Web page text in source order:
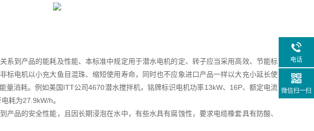
系到产品的能耗及性能、本标准中规定用于潜水电机的定、转子应当采用高效、节能标
标电机以小充大鱼目混珠、缩短使用寿命，同时也不应象进口产品一样以大充小延长使
量消耗。例如美国ITT公司4670潜水搅拌机，铭牌标识电机功率13kW、16P、额定电流
耗为27.9kW/h。
产品的安全性能，且因长期浸泡在水中，有些水具有腐蚀性，要求电缆橡套具有防酸、
电话
微信扫一扫